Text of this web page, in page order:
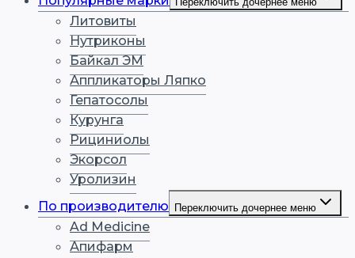
Литовиты
Нутриконы
Байкал ЭМ
Аппликаторы Ляпко
Гепатосолы
Курунга
Рициниолы
Экорсол
Уролизин
По производителю Переключить дочернее меню
Ad Medicine
Апифарм